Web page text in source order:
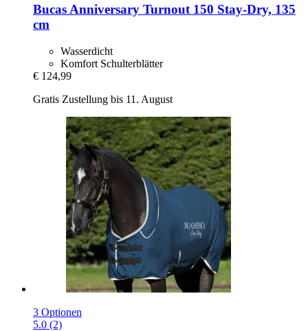
BucasAnniversary Turnout 150 Stay-​Dry, 135
cm
Wasserdicht
Komfort Schulterblätter
€ 124,99
Gratis Zustellung bis 11. August
3 Optionen
5.0 (2)